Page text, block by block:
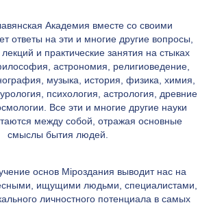
Академия вместе со своими
ответы на эти и многие другие вопросы,
и практические занятия на стыках
астрономия, религиоведение,
музыка, история, физика, химия,
психология, астрология, древние
Все эти и многие другие науки
между собой, отражая основные
смыслы бытия людей.
основ Мiроздания выводит нас на
ищущими людьми, специалистами,
личностного потенциала в самых